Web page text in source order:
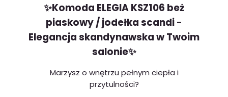
✨Komoda ELEGIA KSZ106 beż
piaskowy / jodełka scandi -
Elegancja skandynawska w Twoim
salonie✨
Marzysz o wnętrzu pełnym ciepła i
przytulności?